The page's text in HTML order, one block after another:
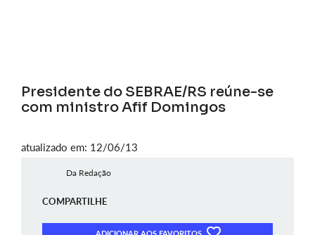
Presidente do SEBRAE/RS reúne-se
com ministro Afif Domingos
atualizado em: 12/06/13
Da Redação
COMPARTILHE